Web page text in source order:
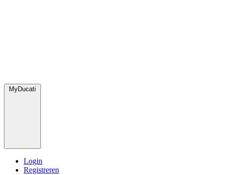
MyDucati
Login
Registreren